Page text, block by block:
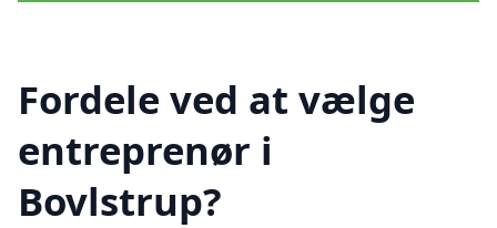
Fordele ved at vælge
entreprenør i
Bovlstrup?